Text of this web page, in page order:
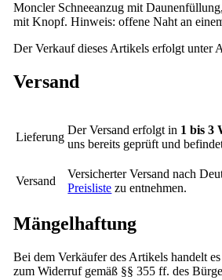
Moncler Schneeanzug mit
mit Knopf. Hinweis: offene Naht an
Der Verkauf dieses Artikels erfolgt unter
Versand
Lieferung
Der Versand erfolgt in 1 bis 3
uns bereits geprüft und
Versand
Versicherter Versand nach
Preisliste zu entnehmen.
Mängelhaftung
Bei dem Verkäufer des Artikels handelt
zum Widerruf gemäß §§ 355 ff. des